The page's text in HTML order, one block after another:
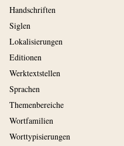
Handschriften
Siglen
Lokalisierungen
Editionen
Werktextstellen
Sprachen
Themenbereiche
Wortfamilien
Worttypisierungen